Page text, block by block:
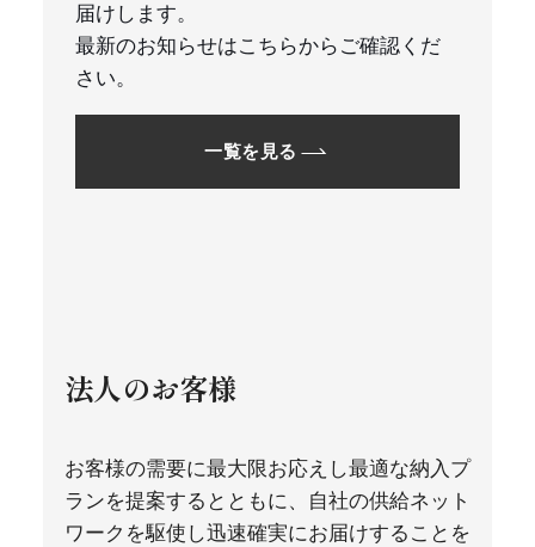
届けします。
最新のお知らせはこちらからご確認くだ
さい。
一覧を見る
法人のお客様
お客様の需要に最大限お応えし最適な納入プ
ランを提案するとともに、
自社の供給ネット
ワークを駆使し迅速確実にお届けすることを